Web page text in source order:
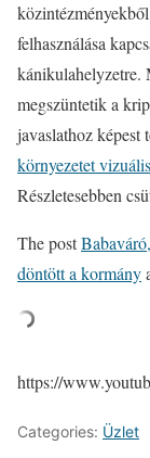
felhasználása
kánikulahelyzetre.
megszüntetik a
javaslathoz képest
környezetet
Részletesebben
The post
döntött a kormány
https://
Categories: Üzlet